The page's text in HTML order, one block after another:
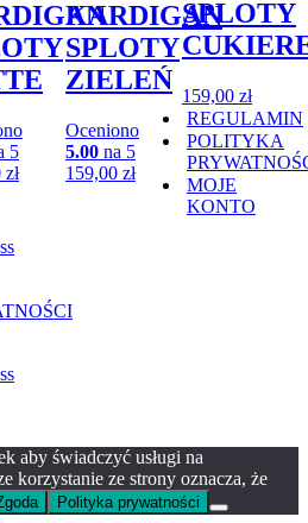
5
zł
KARDIGAN
SPLOTY
ZIELEŃ
Oceniono
5.00na 5
159,00 zł
SPLOTY
159,00 zł
REGULAMIN
POLITYKA
MOJE
KONTO
aby świadczyć usługi na
korzystanie ze strony oznacza, że
Polityka prywatności